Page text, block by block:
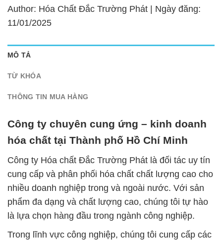
Author: Hóa Chất Đắc Trường Phát | Ngày đăng:
11/01/2025
MÔ TẢ
TỪ KHÓA
THÔNG TIN MUA HÀNG
Công ty chuyên cung ứng – kinh doanh
hóa chất tại Thành phố Hồ Chí Minh
Công ty Hóa chất Đắc Trường Phát là đối tác uy tín
cung cấp và phân phối hóa chất chất lượng cao cho
nhiều doanh nghiệp trong và ngoài nước. Với sản
phẩm đa dạng và chất lượng cao, chúng tôi tự hào
là lựa chọn hàng đầu trong ngành công nghiệp.
Trong lĩnh vực công nghiệp, chúng tôi cung cấp các